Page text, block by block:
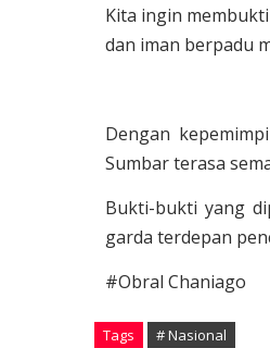
Kita ingin
dan iman berpadu
Dengan
Sumbar terasa
Bukti-bukti yang
garda terdepan
#Obral Chaniago
Tags # Nasional